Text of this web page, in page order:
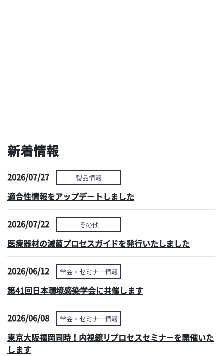
新着情報
2026/07/27 製品情報
適合性情報をアップデートしました
2026/07/22 その他
医療器材の滅菌プロセスガイドを発行いたしました
2026/06/12 学会・セミナー情報
第41回日本環境感染学会に共催します
2026/06/08 学会・セミナー情報
東京大阪福岡同時！内視鏡リプロセスセミナーを開催いた
します